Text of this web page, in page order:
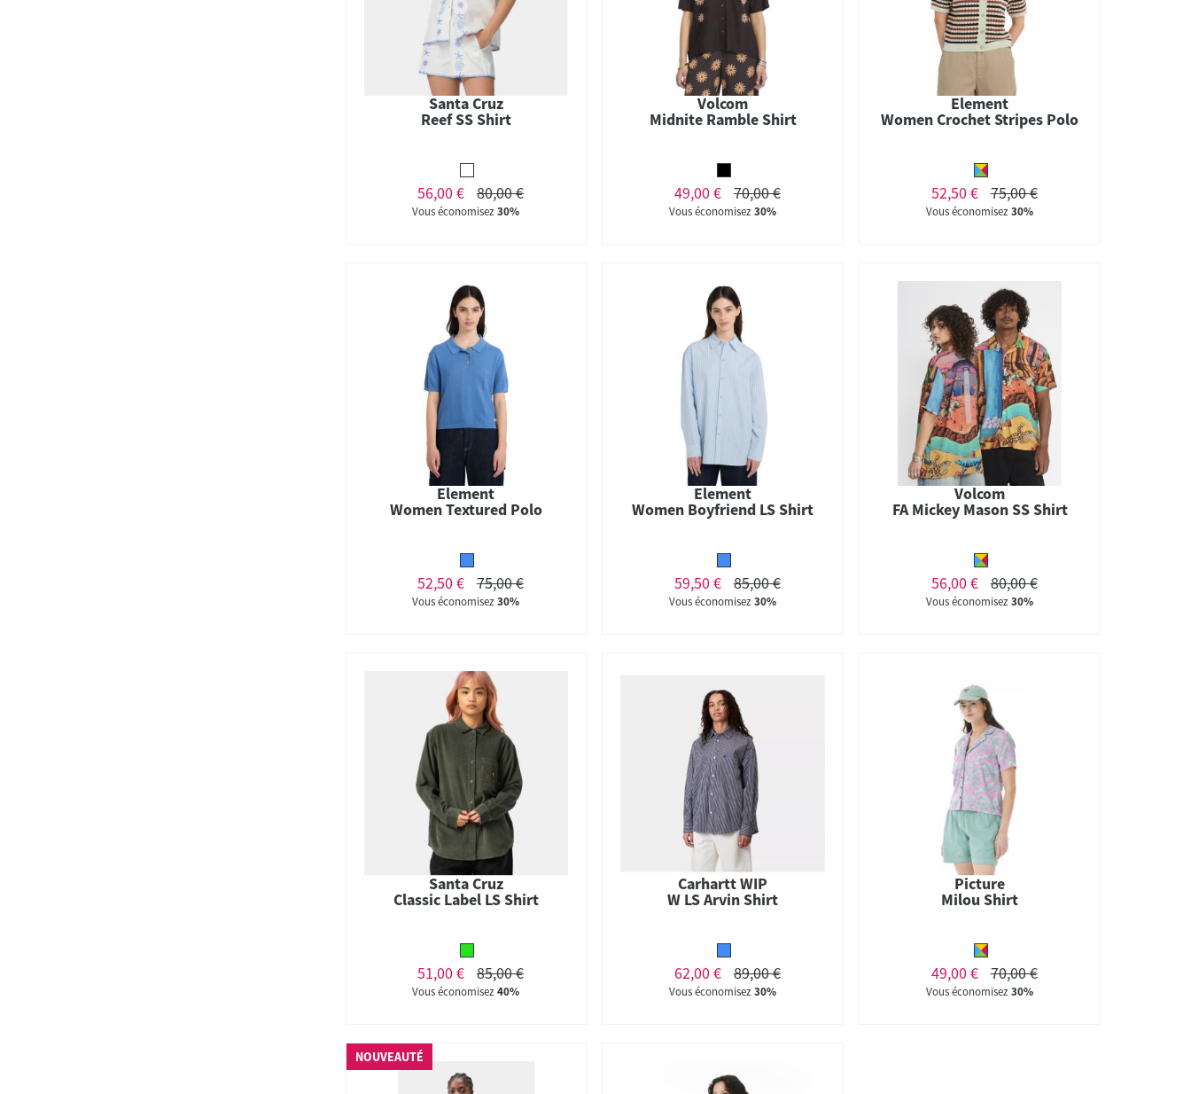
Santa Cruz
Reef SS Shirt
56,00 € 80,00 €
Vous économisez30%
Volcom
Midnite Ramble Shirt
49,00 € 70,00 €
Vous économisez30%
Element
Women Crochet Stripes Polo
52,50 € 75,00 €
Vous économisez30%
Element
Women Textured Polo
52,50 € 75,00 €
Vous économisez30%
Element
Women Boyfriend LS Shirt
59,50 € 85,00 €
Vous économisez30%
Volcom
FA Mickey Mason SS Shirt
56,00 € 80,00 €
Vous économisez30%
Santa Cruz
Classic Label LS Shirt
51,00 € 85,00 €
Vous économisez40%
Carhartt WIP
W LS Arvin Shirt
62,00 € 89,00 €
Vous économisez30%
Picture
Milou Shirt
49,00 € 70,00 €
Vous économisez30%
NOUVEAUTÉ